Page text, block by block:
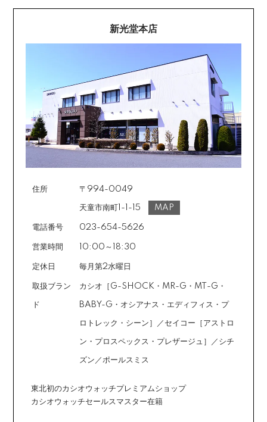
新光堂本店
住所 〒994-0049
天童市南町1-1-15 MAP
電話番号 023-654-5626
営業時間 10:00～18:30
定休日 毎月第2水曜日
取扱ブラン
ド
カシオ［G-SHOCK・MR-G・MT-G・
BABY-G・オシアナス・エディフィス・プ
ロトレック・シーン］／セイコー［アストロ
ン・プロスペックス・プレザージュ］／シチ
ズン／ポールスミス
東北初のカシオウォッチプレミアムショップ
カシオウォッチセールスマスター在籍